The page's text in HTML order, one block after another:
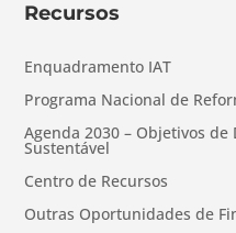
Recursos
Enquadramento IAT
Programa Nacional de
Agenda 2030 – Objetivos
Sustentável
Centro de Recursos
Outras Oportunidades de